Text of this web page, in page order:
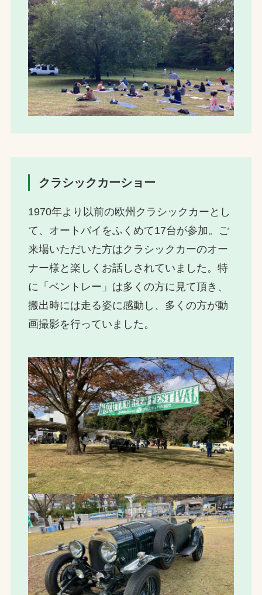
クラシックカーショー
1970年より以前の欧州クラシックカーとし
て、オートバイをふくめて17台が参加。ご
来場いただいた方はクラシックカーのオー
ナー様と楽しくお話しされていました。特
に「ベントレー」は多くの方に見て頂き、
搬出時には走る姿に感動し、多くの方が動
画撮影を行っていました。